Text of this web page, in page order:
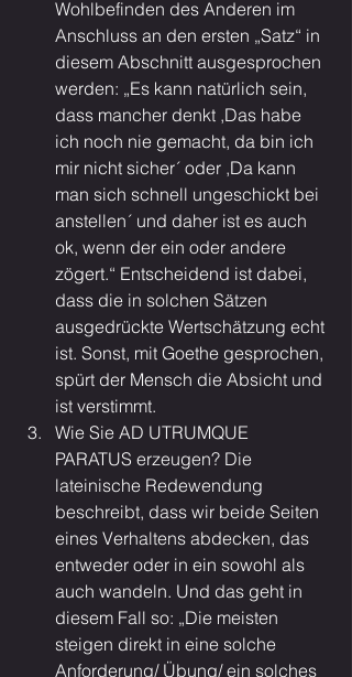
Wohlbefinden des Anderen im
Anschluss an den ersten „Satz“ in
diesem Abschnitt ausgesprochen
werden: „Es kann natürlich sein,
dass mancher denkt ,Das habe
ich noch nie gemacht, da bin ich
mir nicht sicher´ oder ,Da kann
man sich schnell ungeschickt bei
anstellen´ und daher ist es auch
ok, wenn der ein oder andere
zögert.“ Entscheidend ist dabei,
dass die in solchen Sätzen
ausgedrückte Wertschätzung echt
ist. Sonst, mit Goethe gesprochen,
spürt der Mensch die Absicht und
ist verstimmt.
Wie Sie AD UTRUMQUE
PARATUS erzeugen? Die
lateinische Redewendung
beschreibt, dass wir beide Seiten
eines Verhaltens abdecken, das
entweder oder in ein sowohl als
auch wandeln. Und das geht in
diesem Fall so: „Die meisten
steigen direkt in eine solche
Anforderung/ Übung/ ein solches